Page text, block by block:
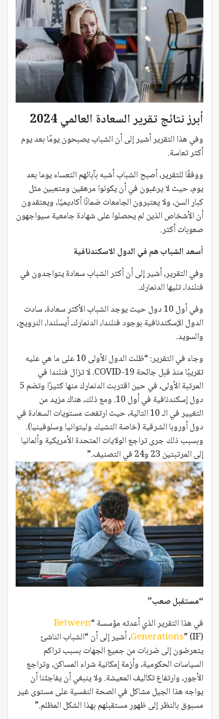
أبرز نتائج تقرير السعادة العالمي 2024
وفي هذا التقرير أشير إلى أن الشباب يصبحون يومًا بعد يوم
أكثر تعاسة.
ووفقًا للتقرير، أصبح الشباب أشبه بآبائهم التعساء يوما بعد
يوم، حيث لا يرغبون في أن يكونوا مرهقين ومتعبين مثل
كبار السن، ولا يعتبرون الجامعات ضمانًا أكاديميًا، ويعتقدون
أن الأشخاص الذين لم يحصلوا على شهادة جامعية سيواجهون
صعوبات أكثر.
أسعد الشباب هم في الدول الاسكندنافية
وفي التقرير، أشير إلى أن أكثر الشباب سعادة يتواجدون في
فنلندا، تليها الدنمارك.
وفي أول 10 دول حيث يوجد الشباب الأكثر سعادة، سادت
الدول الإسكندنافية بوجود فنلندا، الدنمارك، أيسلندا، النرويج،
والسويد.
وجاء في التقرير: “ظلت الدول الأولى 10 على ما هي عليه
تقريبًا منذ قبل جائحة COVID-19. لا تزال فنلندا في
المرتبة الأولى، في حين اقتربت الدنمارك منها كثيرًا وتضم 5
دول إسكندنافية في أول 10. ومع ذلك، هناك مزيد من
التغيير في الـ 10 التالية، حيث ارتفعت مستويات السعادة في
دول أوروبا الشرقية (خاصة التشيك وليتوانيا وسلوفينيا).
وبسبب ذلك جرى تراجع الولايات المتحدة الأمريكية وألمانيا
إلى المرتبتين 23 و24 في التصنيف.”
“مستقبل صعب”
في هذا التقرير الذي أعدته مؤسسة “Between
Generations” (IF)، أشير إلى أن “الشباب الناشئ
يتعرضون إلى ضربات من جميع الجهات بسبب تراكم
السياسات الحكومية، وأزمة إمكانية شراء المساكن، وتراجع
الأجور، وارتفاع تكاليف المعيشة. ولا ينبغي أن يفاجئنا أن
يواجه هذا الجيل مشاكل في الصحة النفسية على مستوى غير
مسبوق بالنظر إلى ظهور مستقبلهم بهذا الشكل المظلم.”